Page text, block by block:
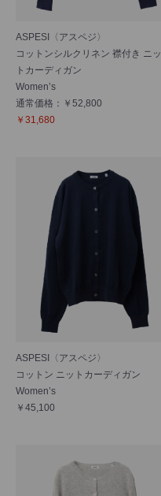
ASPESI〈アスペジ〉
コットンシルクリネン 襟付き ニッ
トカーディガン
Women’s
通常価格：￥52,800
￥31,680
ASPESI〈アスペジ〉
コットン ニットカーディガン
Women’s
￥45,100